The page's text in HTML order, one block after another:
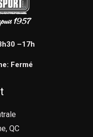
–17h
Fermé
QC